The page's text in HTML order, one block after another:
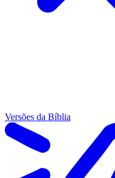
Versões da Bíblia